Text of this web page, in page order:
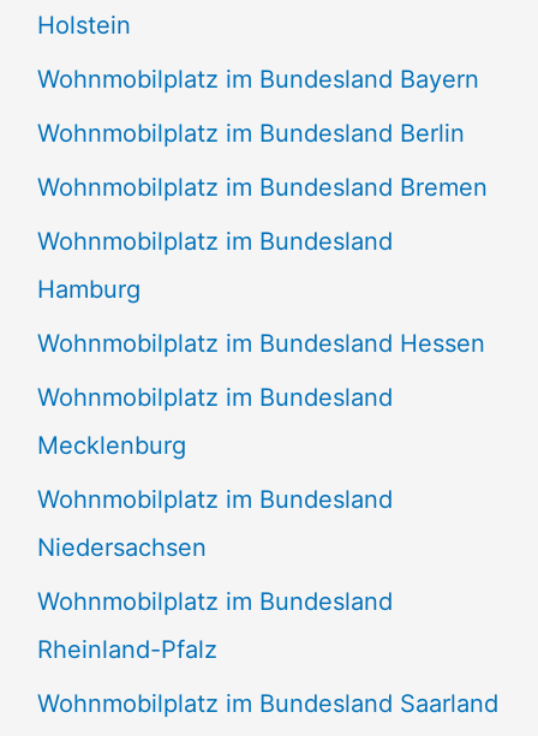
Holstein
Wohnmobilplatz im Bundesland Bayern
Wohnmobilplatz im Bundesland Berlin
Wohnmobilplatz im Bundesland Bremen
Wohnmobilplatz im Bundesland
Hamburg
Wohnmobilplatz im Bundesland Hessen
Wohnmobilplatz im Bundesland
Mecklenburg
Wohnmobilplatz im Bundesland
Niedersachsen
Wohnmobilplatz im Bundesland
Rheinland-Pfalz
Wohnmobilplatz im Bundesland Saarland